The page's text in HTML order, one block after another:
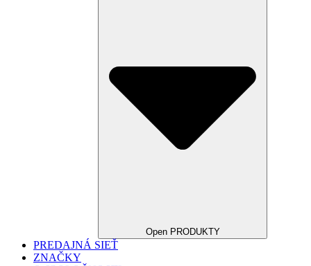
Open PRODUKTY
PREDAJNÁ SIEŤ
ZNAČKY